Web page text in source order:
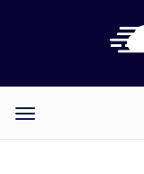
Categories